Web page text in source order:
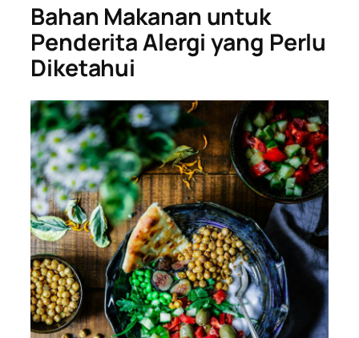
Bahan Makanan untuk
Penderita Alergi yang Perlu
Diketahui